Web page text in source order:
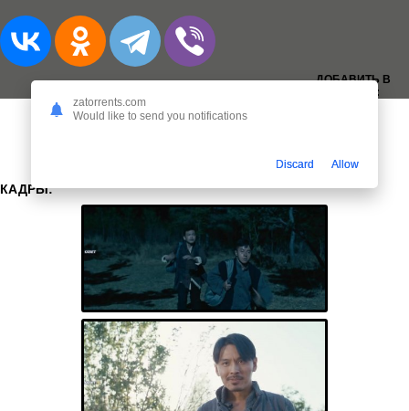
ДОБАВИТЬ В
ЗАКЛАДКИ:
КАДРЫ:
zatorrents.com
Would like to send you notifications
Discard Allow